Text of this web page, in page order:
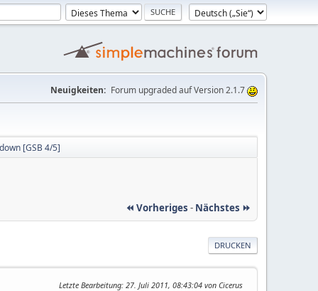
Neuigkeiten: Forum upgraded auf Version 2.1.7
[GSB 4/5]
⏪ Vorheriges - Nächstes ⏩
DRUCKEN
Letzte Bearbeitung: 27. Juli 2011, 08:43:04 von Cicerus